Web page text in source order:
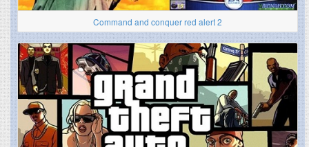
Command and conquer red alert 2